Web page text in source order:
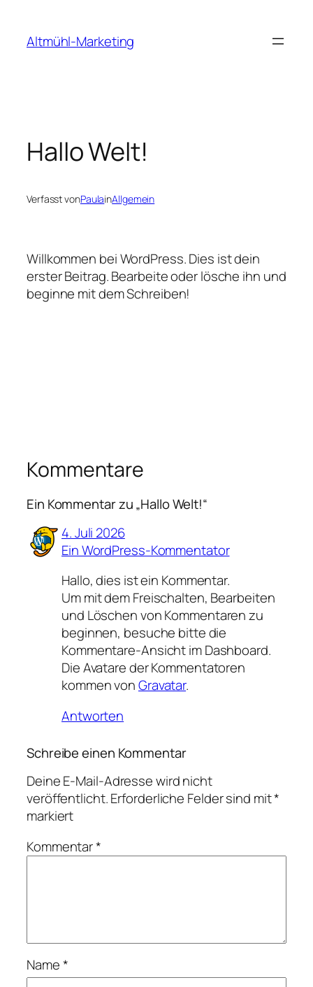
springen
Altmühl-Marketing
Hallo Welt!
Verfasst vonPaulainAllgemein
Willkommen bei WordPress. Dies ist dein
erster Beitrag. Bearbeite oder lösche ihn und
beginne mit dem Schreiben!
Kommentare
Ein Kommentar zu „Hallo Welt!“
4. Juli 2026
Ein WordPress-Kommentator
Hallo, dies ist ein Kommentar.
Um mit dem Freischalten, Bearbeiten
und Löschen von Kommentaren zu
beginnen, besuche bitte die
Kommentare-Ansicht im Dashboard.
Die Avatare der Kommentatoren
kommen vonGravatar.
Antworten
Schreibe einen Kommentar
Deine E-Mail-Adresse wird nicht
veröffentlicht.Erforderliche Felder sind mit*
markiert
Kommentar*
Name*